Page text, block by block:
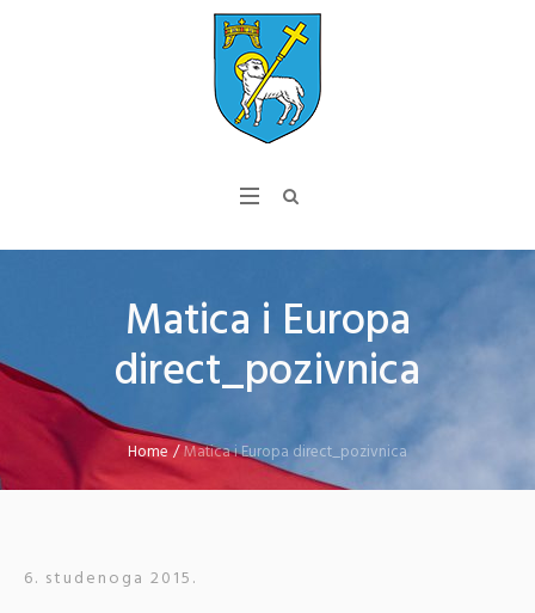
Matica i Europa
direct_pozivnica
Home /Matica i Europa direct_pozivnica
6. studenoga 2015.